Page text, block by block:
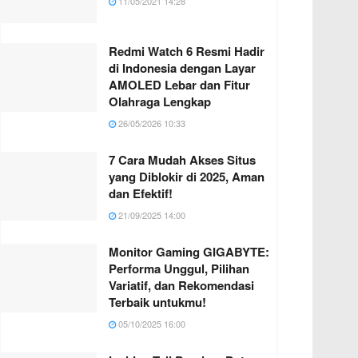
Redmi Watch 6 Resmi Hadir
di Indonesia dengan Layar
AMOLED Lebar dan Fitur
Olahraga Lengkap
26/05/2026 10:33
7 Cara Mudah Akses Situs
yang Diblokir di 2025, Aman
dan Efektif!
21/09/2025 14:00
Monitor Gaming GIGABYTE:
Performa Unggul, Pilihan
Variatif, dan Rekomendasi
Terbaik untukmu!
05/10/2025 16:00